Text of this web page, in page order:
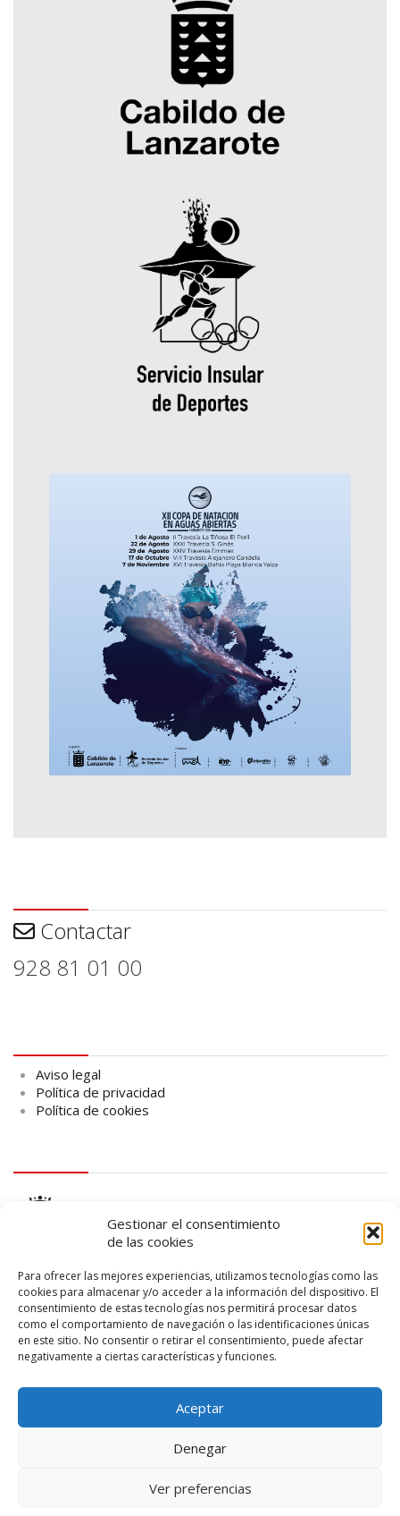
Gestionar el consentimiento
de las cookies
Para ofrecer las mejores experiencias, utilizamos tecnologías como las
cookies para almacenar y/o acceder a la información del dispositivo. El
consentimiento de estas tecnologías nos permitirá procesar datos
como el comportamiento de navegación o las identificaciones únicas
en este sitio. No consentir o retirar el consentimiento, puede afectar
negativamente a ciertas características y funciones.
Aceptar
Denegar
Ver preferencias
Contactar
928 81 01 00
Aviso legal
Política de privacidad
Política de cookies
logo SID